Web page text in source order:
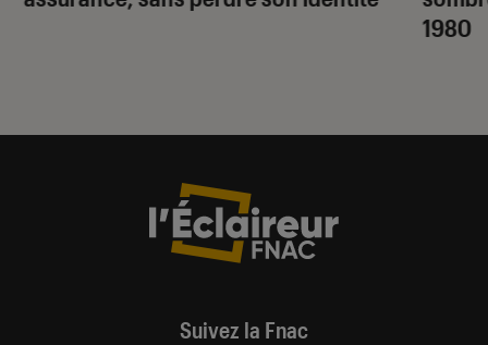
1980
Suivez la Fnac